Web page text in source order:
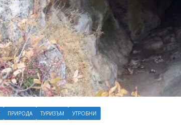
ПРИРОДА ТУРИЗЪМ УТРОБНИ